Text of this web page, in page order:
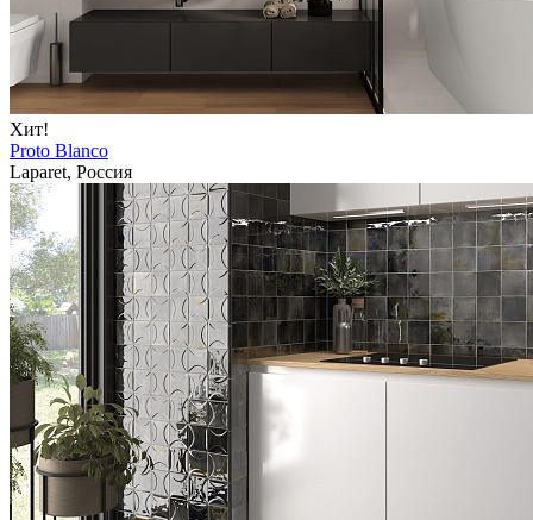
Хит!
Proto Blanco
Laparet, Россия